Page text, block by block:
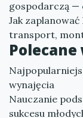
gospodarczą —
Jak
transport,
wynajęcia
Nauczanie
sukcesu